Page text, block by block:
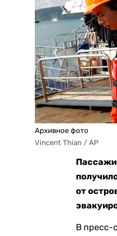
Архивное фото
Vincent Thian / AP
от
В пресс-